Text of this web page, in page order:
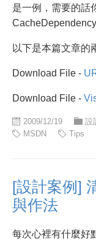
是一例，需要的話
CacheDependency
以下是本篇文章的
Download File -
Download File -
2009/12/19 設
MSDN
Tips
[設計案例]
與作法
每次心裡有什麼好